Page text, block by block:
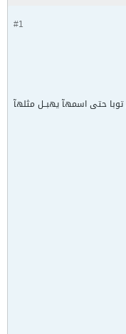
#1
حتى اسمهآ يهبــل مثلهآ